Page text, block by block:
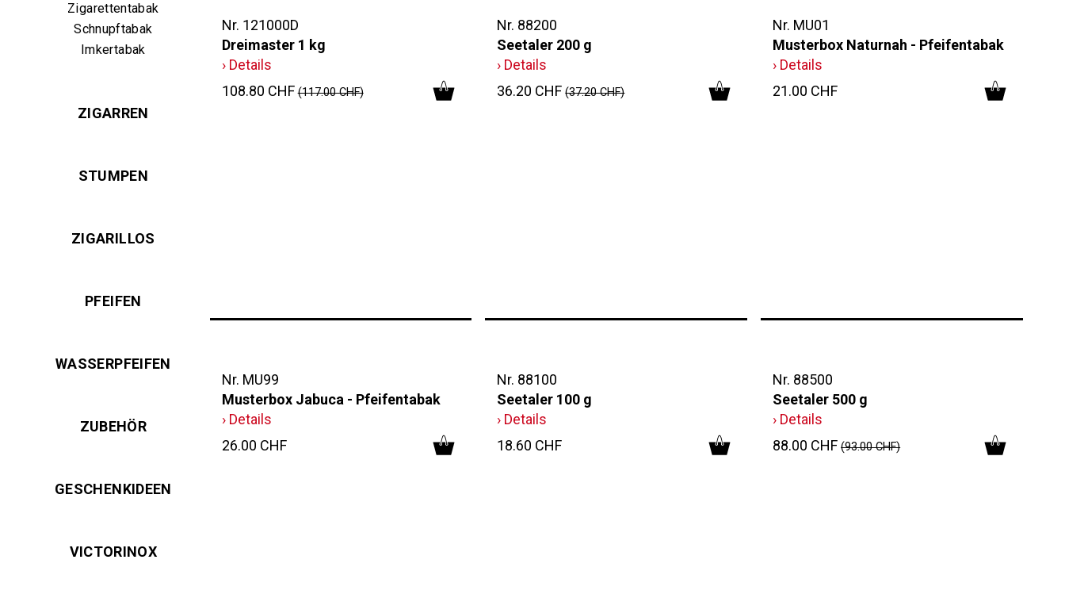
Zigarettentabak
Schnupftabak
Imkertabak
ZIGARREN
STUMPEN
ZIGARILLOS
PFEIFEN
WASSERPFEIFEN
ZUBEHÖR
GESCHENKIDEEN
VICTORINOX
Nr. 121000D
Dreimaster 1 kg
› Details
108.80 CHF(117.00 CHF)
Nr. 88200
Seetaler 200 g
› Details
36.20 CHF(37.20 CHF)
Nr. MU01
Musterbox Naturnah - Pfeifentabak
› Details
21.00 CHF
Nr. MU99
Musterbox Jabuca - Pfeifentabak
› Details
26.00 CHF
Nr. 88100
Seetaler 100 g
› Details
18.60 CHF
Nr. 88500
Seetaler 500 g
› Details
88.00 CHF(93.00 CHF)